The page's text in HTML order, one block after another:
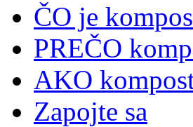
ČO je
PREČO
AKO
Zapojte sa